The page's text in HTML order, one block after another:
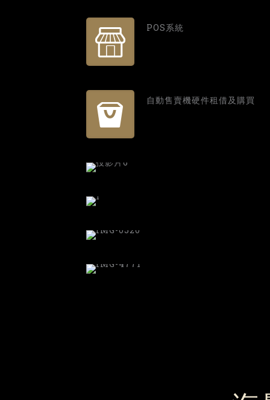
POS系統
自動售賣機硬件租借及購買